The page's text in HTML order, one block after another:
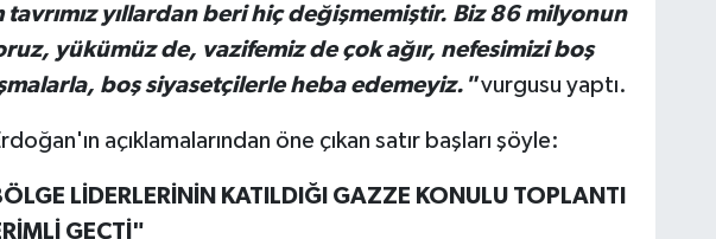
tavrımız yıllardan beri hiç değişmemiştir. Biz 86 milyonun
yükümüz de, vazifemiz de çok ağır, nefesimizi boş
boş siyasetçilerle heba edemeyiz."vurgusu yaptı.
açıklamalarından öne çıkan satır başları şöyle:
LİDERLERİNİN KATILDIĞI GAZZE KONULU TOPLANTI
GEÇTİ"